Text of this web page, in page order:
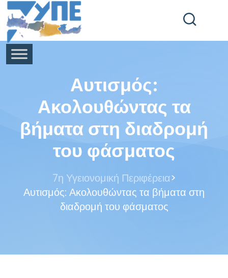
End Header Section -->
Αυτισμός:
Ακολουθώντας τα
βήματα στη διαδρομή
του φάσματος
7η Υγειονομική Περιφέρεια>
Αυτισμός: Ακολουθώντας τα βήματα στη
διαδρομή του φάσματος